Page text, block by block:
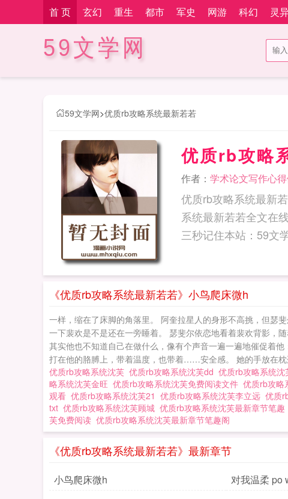
首 页 玄幻 重生 都市 军史 网游 科幻 灵
59文学网
59文学网>优质rb攻略系统最新若若
优质rb攻略
作者： 学术论文写作心
优质rb攻略系统最新
系统最新若若全文在线
《优质rb攻略系统最新若若》小鸟爬床微h
一样，缩在了床脚的角落里。 阿奎拉星人的身形不高挑，但瑟
一下裴欢是不是还在一旁睡着。 瑟斐尔依恋地看着裴欢背影，
其实他也不知道自己在做什么，像有个声音一遍一遍地催促着
打在他的胳膊上，带着温度，也带着……安全感。 她的手放在
优质rb攻略系统沈芙 优质rb攻略系统沈芙dd 优质rb攻略系统沈
略系统沈芙金旺 优质rb攻略系统沈芙免费阅读文件 优质rb攻略
观看 优质rb攻略系统沈芙21 优质rb攻略系统沈芙李立远 优质
txt 优质rb攻略系统沈芙顾城 优质rb攻略系统沈芙最新章节笔趣
芙免费阅读 优质rb攻略系统沈芙最新章节笔趣阁
《优质rb攻略系统最新若若》最新章节
小鸟爬床微h 对我温柔 po